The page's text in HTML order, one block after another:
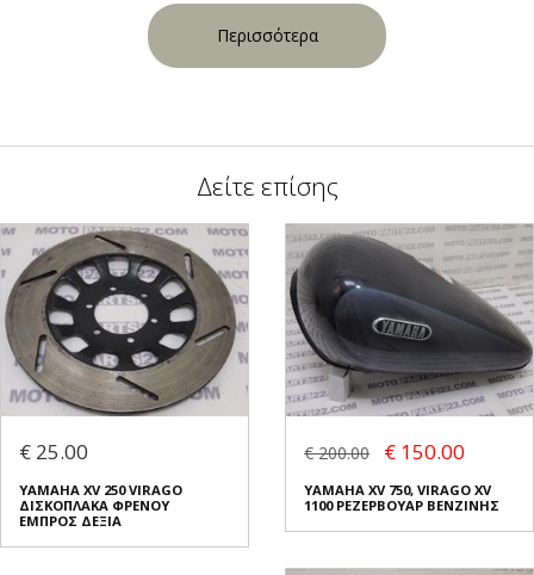
Περισσότερα
Δείτε επίσης
€ 25.00
YAMAHA XV 250 VIRAGO
ΔΙΣΚΟΠΛΑΚΑ ΦΡΕΝΟΥ
ΕΜΠΡΟΣ ΔΕΞΙΑ
€ 200.00 € 150.00
YAMAHA XV 750, VIRAGO XV
1100 ΡΕΖΕΡΒΟΥΑΡ ΒΕΝΖΙΝΗΣ